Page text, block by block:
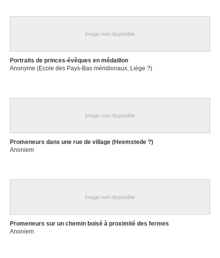
Image non disponible
Portraits de princes-évêques en médaillon
Anonyme (Ecole des Pays-Bas méridionaux, Liège ?)
Image non disponible
Promeneurs dans une rue de village (Heemstede ?)
Anoniem
Image non disponible
Promeneurs sur un chemin boisé à proximité des fermes
Anoniem